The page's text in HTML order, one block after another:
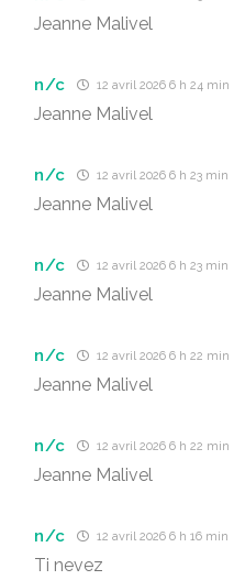
Jeanne Malivel
n/c 12 avril 2026 6 h 24 min
Jeanne Malivel
n/c 12 avril 2026 6 h 23 min
Jeanne Malivel
n/c 12 avril 2026 6 h 23 min
Jeanne Malivel
n/c 12 avril 2026 6 h 22 min
Jeanne Malivel
n/c 12 avril 2026 6 h 22 min
Jeanne Malivel
n/c 12 avril 2026 6 h 16 min
Ti nevez